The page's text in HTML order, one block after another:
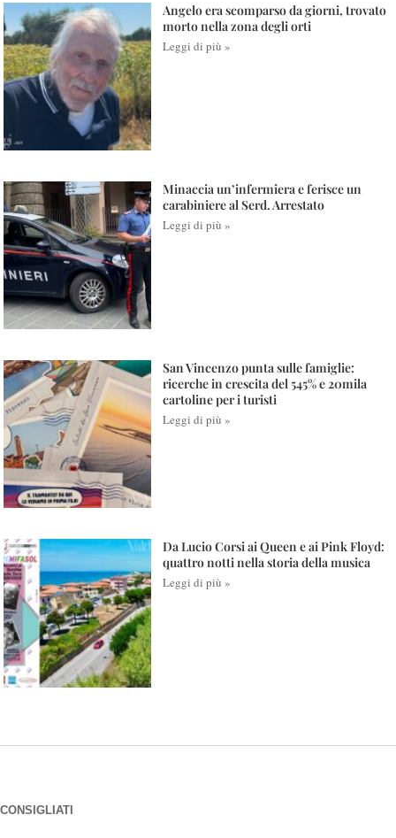
Angelo era scomparso da giorni, trovato
morto nella zona degli orti
Leggi di più »
Minaccia un’infermiera e ferisce un
carabiniere al Serd. Arrestato
Leggi di più »
San Vincenzo punta sulle famiglie:
ricerche in crescita del 545% e 20mila
cartoline per i turisti
Leggi di più »
Da Lucio Corsi ai Queen e ai Pink Floyd:
quattro notti nella storia della musica
Leggi di più »
CONSIGLIATI